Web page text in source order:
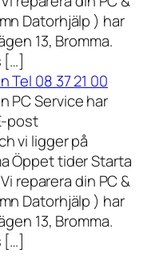
Datorhjälp ) har
13, Bromma.
[…]
Tel 08 37 21 00
PC Service har
post
vi ligger på
Öppet tider Starta
reparera din PC &
Datorhjälp ) har
13, Bromma.
[…]